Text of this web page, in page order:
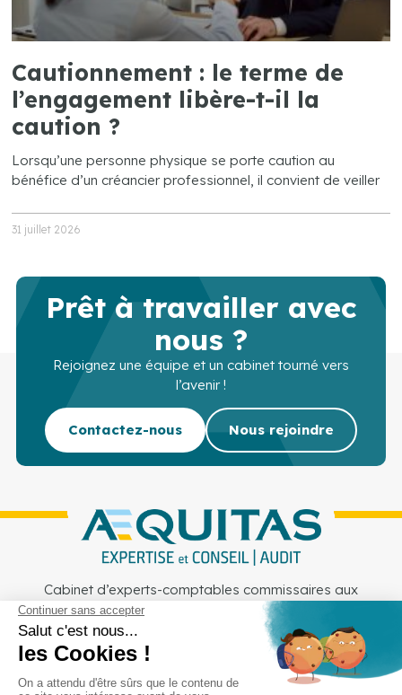
Cautionnement : le terme de
l’engagement libère-t-il la
caution ?
Lorsqu’une personne physique se porte caution au
bénéfice d’un créancier professionnel, il convient de veiller
31 juillet 2026
Prêt à travailler avec
nous ?
Rejoignez une équipe et un cabinet tourné vers
l’avenir !
Contactez-nous Nous rejoindre
Cabinet d’experts-comptables commissaires aux
comptes sur Lille, Lens et Douai